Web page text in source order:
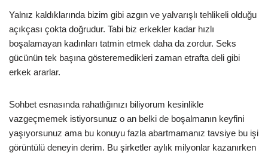
Yalnız kaldıklarında bizim gibi azgın ve yalvarışlı tehlikeli olduğu
açıkçası çokta doğrudur. Tabi biz erkekler kadar hızlı
boşalamayan kadınları tatmin etmek daha da zordur. Seks
gücünün tek başına gösteremedikleri zaman etrafta deli gibi
erkek ararlar.
Sohbet esnasında rahatlığınızı biliyorum kesinlikle
vazgeçmemek istiyorsunuz o an belki de boşalmanın keyfini
yaşıyorsunuz ama bu konuyu fazla abartmamanız tavsiye bu işi
görüntülü deneyin derim. Bu şirketler aylık milyonlar kazanırken